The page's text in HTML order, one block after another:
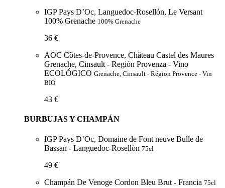
IGP Pays D’Oc, Languedoc-Rosellón, Le Versant
100% Grenache 100% Grenache
36 €
AOC Côtes-de-Provence, Château Castel des Maures
Grenache, Cinsault - Región Provenza - Vino
ECOLÓGICO Grenache, Cinsault - Région Provence - Vin
BIO
43 €
BURBUJAS Y CHAMPÁN
IGP Pays D’Oc, Domaine de Font neuve Bulle de
Bassan - Languedoc-Rosellón 75cl
49 €
Champán De Venoge Cordon Bleu Brut - Francia 75cl